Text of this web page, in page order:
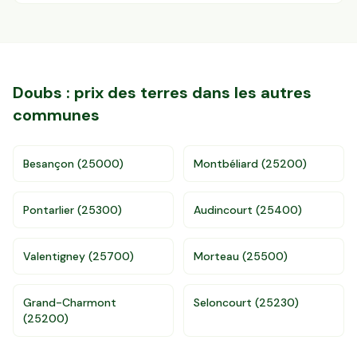
Doubs : prix des terres dans les autres
communes
Besançon (25000) Montbéliard (25200)
Pontarlier (25300) Audincourt (25400)
Valentigney (25700) Morteau (25500)
Grand-Charmont
(25200)
Seloncourt (25230)
96 departements